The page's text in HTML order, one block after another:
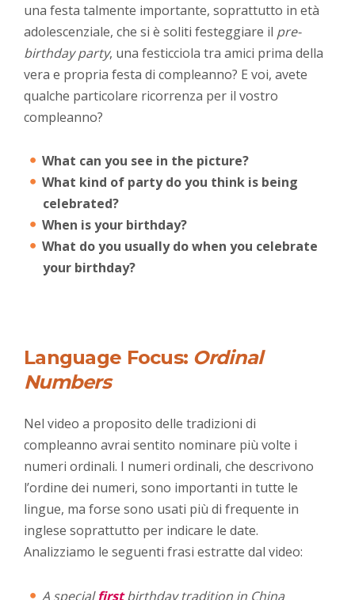
una festa talmente importante, soprattutto in età
adolescenziale, che si è soliti festeggiare il pre-
birthday party, una festicciola tra amici prima della
vera e propria festa di compleanno? E voi, avete
qualche particolare ricorrenza per il vostro
compleanno?
What can you see in the picture?
What kind of party do you think is being
celebrated?
When is your birthday?
What do you usually do when you celebrate
your birthday?
Language Focus: Ordinal
Numbers
Nel video a proposito delle tradizioni di
compleanno avrai sentito nominare più volte i
numeri ordinali. I numeri ordinali, che descrivono
l’ordine dei numeri, sono importanti in tutte le
lingue, ma forse sono usati più di frequente in
inglese soprattutto per indicare le date.
Analizziamo le seguenti frasi estratte dal video:
A specialfirstbirthday tradition in China